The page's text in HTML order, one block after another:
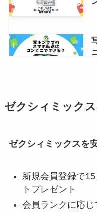
ゼクシィミック
ゼクシィミックスを
新規会員登録で
トプレゼント
会員ランクに応